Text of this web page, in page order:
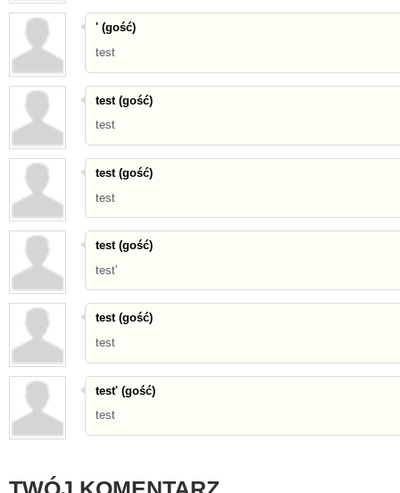
' (gość)
test
test (gość)
test
test (gość)
test
test (gość)
test'
test (gość)
test
test' (gość)
test